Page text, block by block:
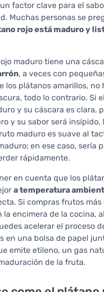
factor clave para el
Muchas personas se
rojo está maduro y
maduro tiene una
, a veces con
los plátanos amarillos, no
todo lo contrario. Si
y su cáscara es clara,
y su sabor será insípido,
maduro es suave al
en ese caso, sería
rápidamente.
en cuenta que los
a temperatura
Si compras frutos más
la encimera de la cocina,
acelerar el proceso
en una bolsa de papel
emite etileno, un gas
de la fruta.